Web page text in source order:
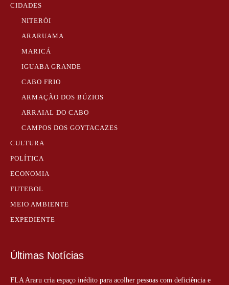
CIDADES
NITERÓI
ARARUAMA
MARICÁ
IGUABA GRANDE
CABO FRIO
ARMAÇÃO DOS BÚZIOS
ARRAIAL DO CABO
CAMPOS DOS GOYTACAZES
CULTURA
POLÍTICA
ECONOMIA
FUTEBOL
MEIO AMBIENTE
EXPEDIENTE
Últimas Notícias
FLA Araru cria espaço inédito para acolher pessoas com deficiência e